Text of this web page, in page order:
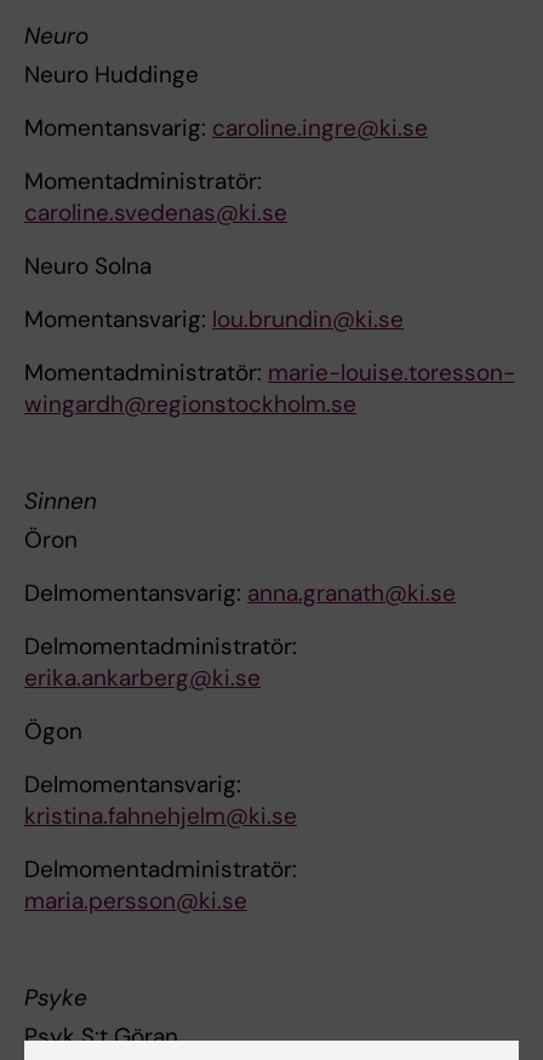
Neuro
Neuro Huddinge
Momentansvarig: caroline.ingre@ki.se
Momentadministratör:
caroline.svedenas@ki.se
Neuro Solna
Momentansvarig: lou.brundin@ki.se
Momentadministratör: marie-louise.toresson-
wingardh@regionstockholm.se
Sinnen
Öron
Delmomentansvarig: anna.granath@ki.se
Delmomentadministratör:
erika.ankarberg@ki.se
Ögon
Delmomentansvarig:
kristina.fahnehjelm@ki.se
Delmomentadministratör:
maria.persson@ki.se
Psyke
Psyk S:t Göran